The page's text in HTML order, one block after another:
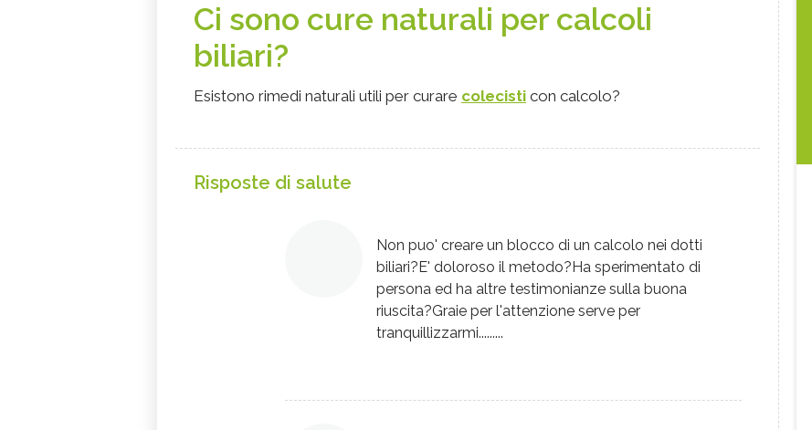
Ci sono cure naturali per calcoli
biliari?
Esistono rimedi naturali utili per curare colecisti con calcolo?
Risposte di salute
Non puo' creare un blocco di un calcolo nei dotti
biliari?E' doloroso il metodo?Ha sperimentato di
persona ed ha altre testimonianze sulla buona
riuscita?Graie per l'attenzione serve per
tranquillizzarmi.........